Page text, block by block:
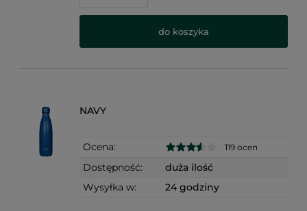
do koszyka
NAVY
Ocena: 119 ocen
Dostępność:
duża ilość
Wysyłka w:
24 godziny